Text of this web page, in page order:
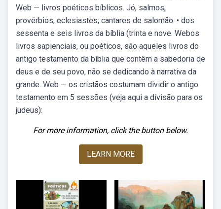
Web — livros poéticos bíblicos. Jó, salmos,
provérbios, eclesiastes, cantares de salomão. • dos
sessenta e seis livros da bíblia (trinta e nove. Webos
livros sapienciais, ou poéticos, são aqueles livros do
antigo testamento da bíblia que contêm a sabedoria de
deus e de seu povo, não se dedicando à narrativa da
grande. Web — os cristãos costumam dividir o antigo
testamento em 5 sessões (veja aqui a divisão para os
judeus):
For more information, click the button below.
LEARN MORE